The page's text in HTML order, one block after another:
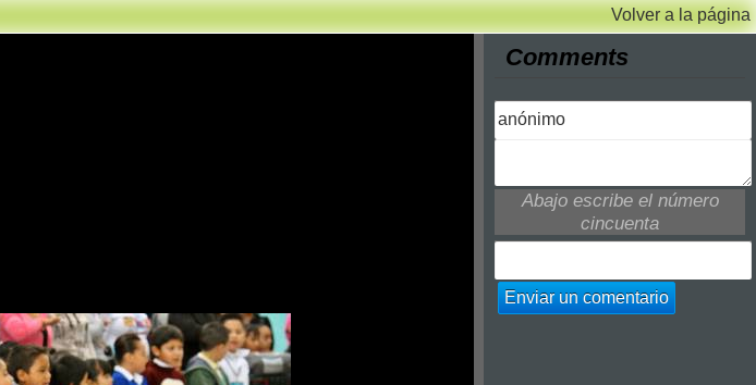
Volver a la página
Comments
Abajo escribe el número
cincuenta